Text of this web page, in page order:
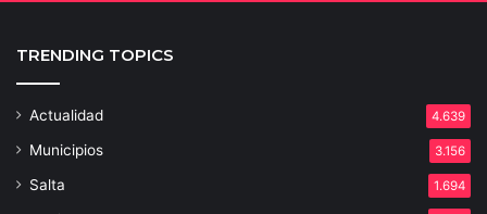
TRENDING TOPICS
Actualidad 4.639
Municipios 3.156
Salta 1.694